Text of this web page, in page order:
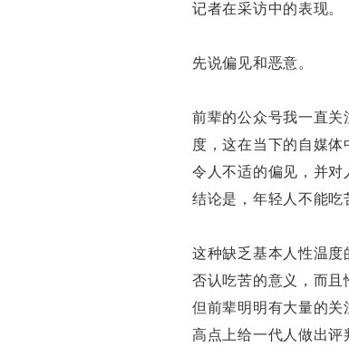
记者在采访中的表现。
先说偏见和恶意。
前辈的公众号我一直
度，这在当下的自媒体
令人不适的偏见，并
结论是，年轻人不能吃
这种缺乏基本人性温
否认吃苦的意义，而且
但前辈明明有大量的关
高点上给一代人做出评